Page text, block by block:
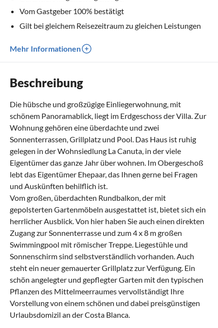
Vom Gastgeber 100% bestätigt
Gilt bei gleichem Reisezeitraum zu gleichen Leistungen
Mehr Informationen
Beschreibung
Die hübsche und großzügige Einliegerwohnung, mit
schönem Panoramablick, liegt im Erdgeschoss der Villa. Zur
Wohnung gehören eine überdachte und zwei
Sonnenterrassen, Grillplatz und Pool. Das Haus ist ruhig
gelegen in der Wohnsiedlung La Canuta, in der viele
Eigentümer das ganze Jahr über wohnen. Im Obergeschoß
lebt das Eigentümer Ehepaar, das Ihnen gerne bei Fragen
und Auskünften behilflich ist.
Vom großen, überdachten Rundbalkon, der mit
gepolsterten Gartenmöbeln ausgestattet ist, bietet sich ein
herrlicher Ausblick. Von hier haben Sie auch einen direkten
Zugang zur Sonnenterrasse und zum 4 x 8 m großen
Swimmingpool mit römischer Treppe. Liegestühle und
Sonnenschirm sind selbstverständlich vorhanden. Auch
steht ein neuer gemauerter Grillplatz zur Verfügung. Ein
schön angelegter und gepflegter Garten mit den typischen
Pflanzen des Mittelmeerraumes vervollständigt Ihre
Vorstellung von einem schönen und dabei preisgünstigen
Urlaubsdomizil an der Costa Blanca.